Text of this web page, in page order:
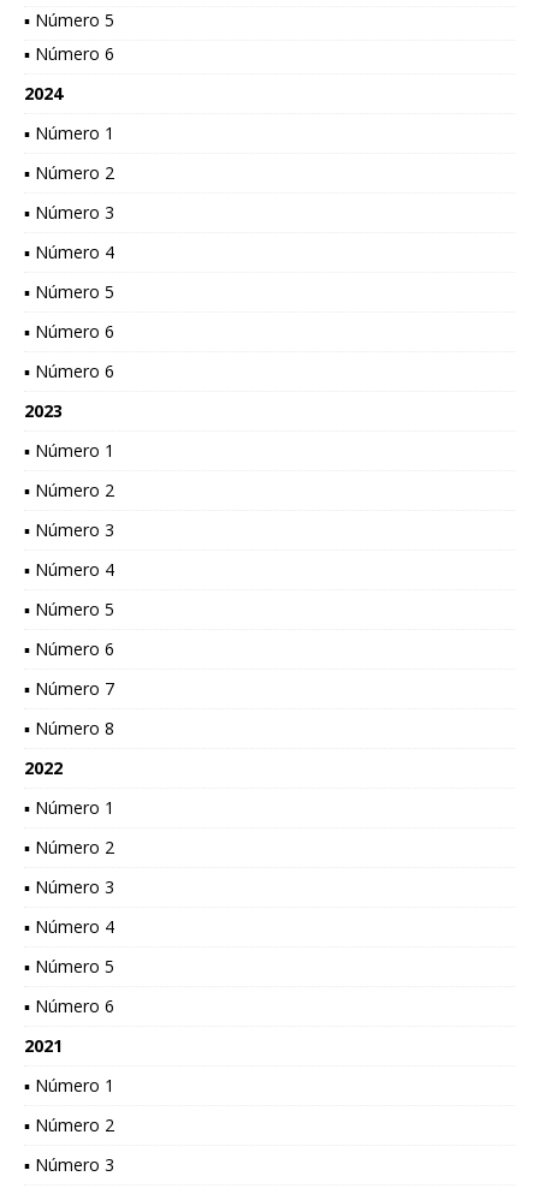
▪ Número 5
▪ Número 6
2024
▪ Número 1
▪ Número 2
▪ Número 3
▪ Número 4
▪ Número 5
▪ Número 6
▪ Número 6
2023
▪ Número 1
▪ Número 2
▪ Número 3
▪ Número 4
▪ Número 5
▪ Número 6
▪ Número 7
▪ Número 8
2022
▪ Número 1
▪ Número 2
▪ Número 3
▪ Número 4
▪ Número 5
▪ Número 6
2021
▪ Número 1
▪ Número 2
▪ Número 3